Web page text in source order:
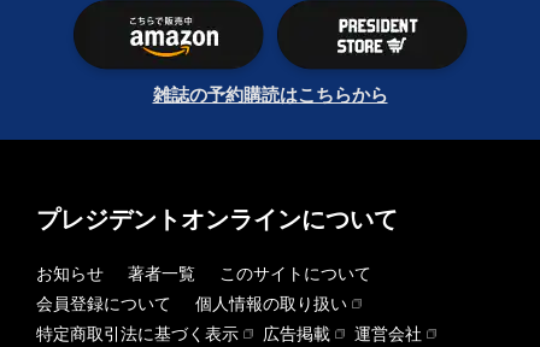
雑誌の予約購読はこちらから
プレジデントオンラインについて
お知らせ 著者一覧
このサイトについて
会員登録について
個人情報の取り扱い
特定商取引法に基づく表示
広告掲載
運営会社